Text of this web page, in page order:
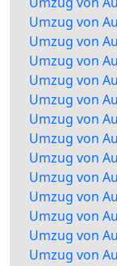
Umzug von
Umzug von
Umzug von
Umzug von
Umzug von
Umzug von
Umzug von
Umzug von
Umzug von
Umzug von
Umzug von
Umzug von
Umzug von